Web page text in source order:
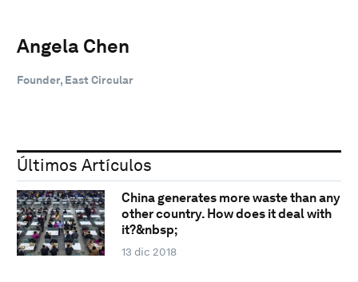
Angela Chen
Founder, East Circular
Últimos Artículos
China generates more waste than any
other country. How does it deal with
it?&nbsp;
13 dic 2018